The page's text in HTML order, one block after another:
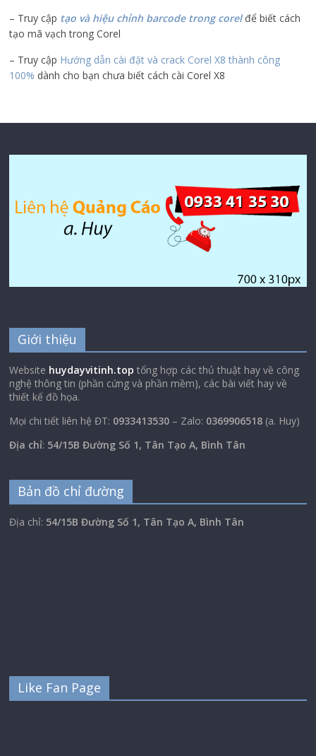
– Truy cập tạo và hiệu chỉnh barcode trong corelđể biết cách
tạo mã vạch trong Corel
– Truy cập Hướng dẫn cài đặt và crack Corel X8 thành công
100% dành cho bạn chưa biết cách cài Corel X8
Giới thiệu
Website huydayvitinh.top tổng hợp các thủ thuật hay về công
nghệ thông tin (phần cứng và phần mềm), các bài viết hay về
thiết kế đồ họa.
Mọi chi tiết liên hệ ĐT: 0933413530 – Zalo: 0369906518 (a. Huy)
Địa chỉ: 54/15B Đường Số 1, Tân Tạo A, Bình Tân
Bản đồ chỉ đường
Địa chỉ: 54/15B Đường Số 1, Tân Tạo A, Bình Tân
Like Fan Page